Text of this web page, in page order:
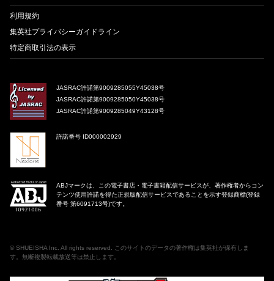
利用規約
集英社プライバシーガイドライン
特定商取引法の表示
JASRAC許諾第9009285055Y45038号
JASRAC許諾第9009285050Y45038号
JASRAC許諾第9009285049Y43128号
許諾番号 ID000002929
ABJマークは、この電子書店・電子書籍配信サービスが、著作権者からコン
テンツ使用許諾を得た正規版配信サービスであることを示す登録商標(登録
番号 第6091713号)です。
© SHUEISHA Inc . All rights reserved. このサイトのデータの著作権は集英社が保有しま
す。無断複製転載放送等は禁止します。